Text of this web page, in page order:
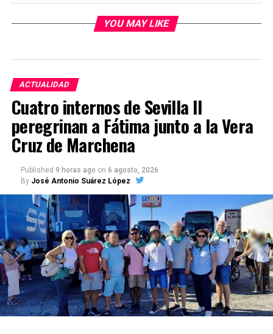
YOU MAY LIKE
ACTUALIDAD
Cuatro internos de Sevilla II
peregrinan a Fátima junto a la Vera
Cruz de Marchena
Published 9 horas ago on 6 agosto, 2026
By José Antonio Suárez López